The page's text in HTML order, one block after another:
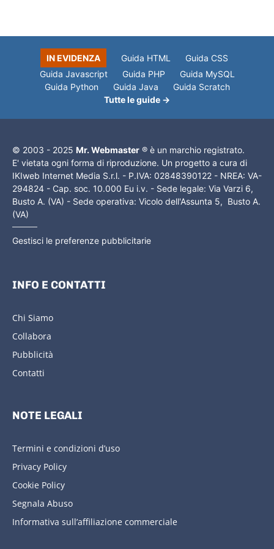
IN EVIDENZA Guida HTML
Guida CSS
Guida Javascript
Guida PHP
Guida MySQL
Guida Python
Guida Java
Guida Scratch
Tutte le guide →
© 2003 - 2025 Mr. Webmaster ® è un marchio registrato.
E' vietata ogni forma di riproduzione. Un progetto a cura di
IKIweb Internet Media S.r.l. - P.IVA: 02848390122 - NREA: VA-
294824 - Cap. soc. 10.000 Eu i.v. - Sede legale: Via Varzi 6,
Busto A. (VA) - Sede operativa: Vicolo dell'Assunta 5, Busto A.
(VA)
Gestisci le preferenze pubblicitarie
INFO E CONTATTI
Chi Siamo
Collabora
Pubblicità
Contatti
NOTE LEGALI
Termini e condizioni d’uso
Privacy Policy
Cookie Policy
Segnala Abuso
Informativa sull’affiliazione commerciale